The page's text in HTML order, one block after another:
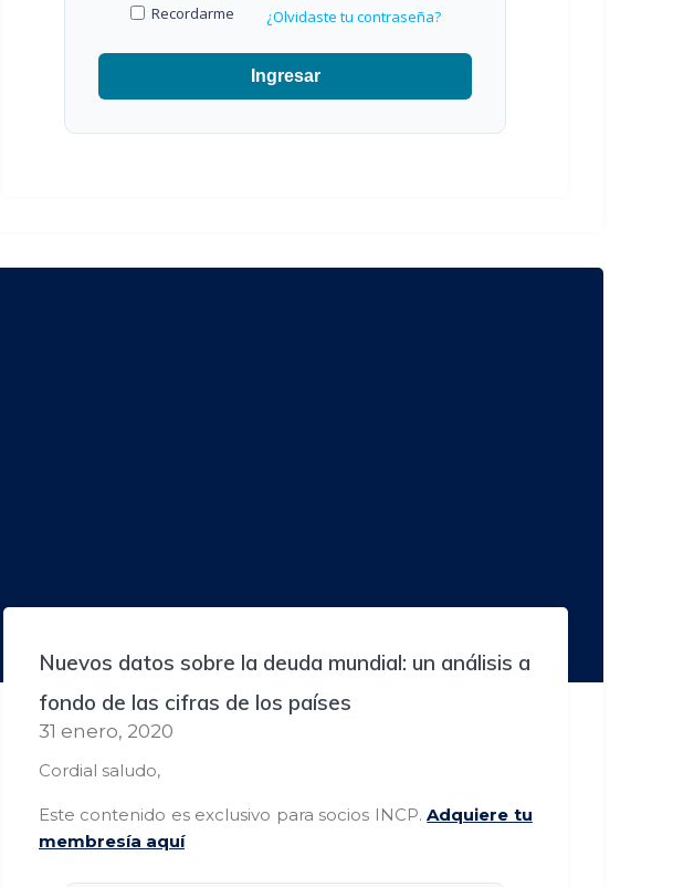
Recordarme ¿Olvidaste tu contraseña?
Ingresar
Nuevos datos sobre la deuda mundial: un análisis a
fondo de las cifras de los países
31 enero, 2020
Cordial saludo,
Este contenido es exclusivo para socios INCP.Adquiere tu
membresía aquí